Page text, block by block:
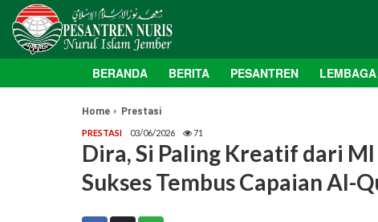
BERANDA BERITA PESANTREN LEMBAGA
Home Prestasi
PRESTASI 03/06/2026 71
Dira, Si Paling Kreatif dari
Sukses Tembus Capaian Al-